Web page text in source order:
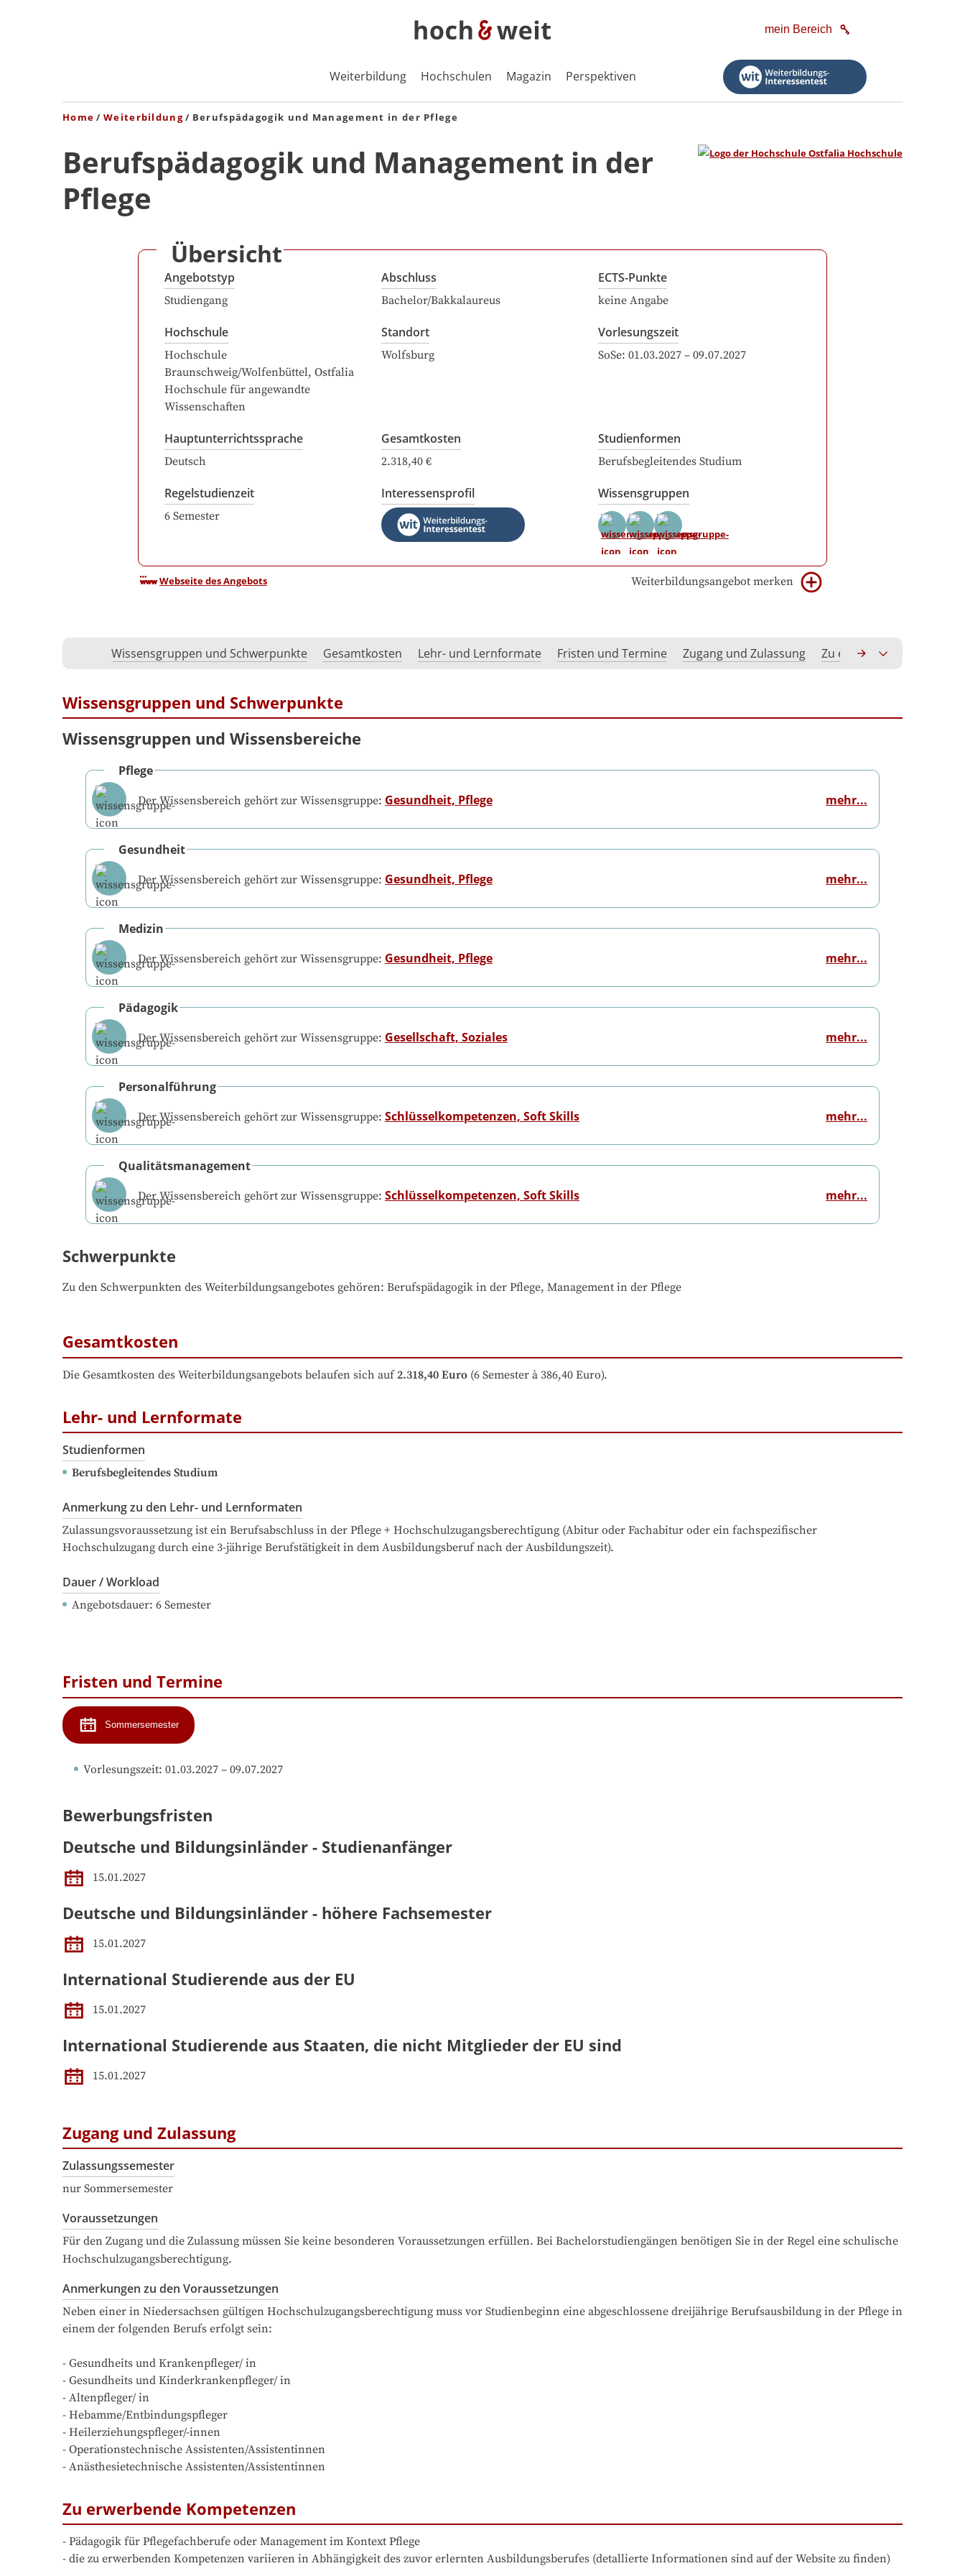
mein Bereich
Weiterbildung Hochschulen Magazin Perspektiven
Home Weiterbildung Berufspädagogik und Management in der Pflege
Berufspädagogik und Management in der
Pflege
Übersicht
Angebotstyp
Studiengang
Abschluss
Bachelor/Bakkalaureus
ECTS-Punkte
keine Angabe
Hochschule
Hochschule
Braunschweig/Wolfenbüttel, Ostfalia
Hochschule für angewandte
Wissenschaften
Standort
Wolfsburg
Vorlesungszeit
SoSe: 01.03.2027 – 09.07.2027
Hauptunterrichtssprache
Deutsch
Gesamtkosten
2.318,40 €
Studienformen
Berufsbegleitendes Studium
Regelstudienzeit
6 Semester
Interessensprofil Wissensgruppen
Webseite des Angebots Weiterbildungsangebot merken
Wissensgruppen und Schwerpunkte Gesamtkosten Lehr- und Lernformate Fristen und Termine Zugang und Zulassung Zu erwerbende
Wissensgruppen und Schwerpunkte
Wissensgruppen und Wissensbereiche
Pflege
Der Wissensbereich gehört zur Wissensgruppe: Gesundheit, Pflege mehr...
Gesundheit
Der Wissensbereich gehört zur Wissensgruppe: Gesundheit, Pflege mehr...
Medizin
Der Wissensbereich gehört zur Wissensgruppe: Gesundheit, Pflege mehr...
Pädagogik
Der Wissensbereich gehört zur Wissensgruppe: Gesellschaft, Soziales mehr...
Personalführung
Der Wissensbereich gehört zur Wissensgruppe: Schlüsselkompetenzen, Soft Skills mehr...
Qualitätsmanagement
Der Wissensbereich gehört zur Wissensgruppe: Schlüsselkompetenzen, Soft Skills mehr...
Schwerpunkte
Zu den Schwerpunkten des Weiterbildungsangebotes gehören: Berufspädagogik in der Pflege, Management in der Pflege
Gesamtkosten
Die Gesamtkosten des Weiterbildungsangebots belaufen sich auf 2.318,40 Euro (6 Semester à 386,40 Euro).
Lehr- und Lernformate
Studienformen
Berufsbegleitendes Studium
Anmerkung zu den Lehr- und Lernformaten
Zulassungsvoraussetzung ist ein Berufsabschluss in der Pflege + Hochschulzugangsberechtigung (Abitur oder Fachabitur oder ein fachspezifischer
Hochschulzugang durch eine 3-jährige Berufstätigkeit in dem Ausbildungsberuf nach der Ausbildungszeit).
Dauer / Workload
Angebotsdauer: 6 Semester
Fristen und Termine
Sommersemester
Vorlesungszeit: 01.03.2027 – 09.07.2027
Bewerbungsfristen
Deutsche und Bildungsinländer - Studienanfänger
15.01.2027
Deutsche und Bildungsinländer - höhere Fachsemester
15.01.2027
International Studierende aus der EU
15.01.2027
International Studierende aus Staaten, die nicht Mitglieder der EU sind
15.01.2027
Zugang und Zulassung
Zulassungssemester
nur Sommersemester
Voraussetzungen
Für den Zugang und die Zulassung müssen Sie keine besonderen Voraussetzungen erfüllen. Bei Bachelorstudiengängen benötigen Sie in der Regel eine schulische
Hochschulzugangsberechtigung.
Anmerkungen zu den Voraussetzungen
Neben einer in Niedersachsen gültigen Hochschulzugangsberechtigung muss vor Studienbeginn eine abgeschlossene dreijährige Berufsausbildung in der Pflege in
einem der folgenden Berufs erfolgt sein:
- Gesundheits und Krankenpfleger/ in
- Gesundheits und Kinderkrankenpfleger/ in
- Altenpfleger/ in
- Hebamme/Entbindungspfleger
- Heilerziehungspfleger/-innen
- Operationstechnische Assistenten/Assistentinnen
- Anästhesietechnische Assistenten/Assistentinnen
Zu erwerbende Kompetenzen
- Pädagogik für Pflegefachberufe oder Management im Kontext Pflege
- die zu erwerbenden Kompetenzen variieren in Abhängigkeit des zuvor erlernten Ausbildungsberufes (detallierte Informationen sind auf der Website zu finden)